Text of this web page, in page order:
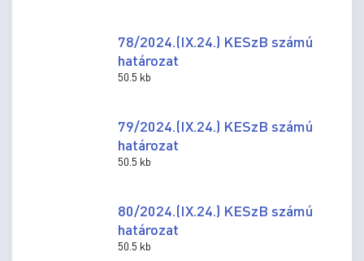
78/2024.(IX.24.) KESzB számú
határozat
50.5 kb
79/2024.(IX.24.) KESzB számú
határozat
50.5 kb
80/2024.(IX.24.) KESzB számú
határozat
50.5 kb